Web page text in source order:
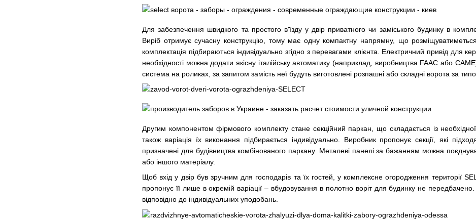
Для забезпечення швидкого та простого в'їзду у двір приватного чи заміського будинку в
Виріб отримує сучасну конструкцію, тому має одну компактну напрямну, що
комплектація підбираються індивідуально згідно з перевагами клієнта. Електричний привід для
необхідності можна додати якісну італійську автоматику (наприклад, виробництва FAAC або
система на роликах, за запитом замість неї будуть виготовлені розпашні або складні ворота за
Другим компонентом фірмового комплекту стане секційний паркан, що складається із
також варіація їх виконання підбирається індивідуально. Виробник пропонує секції, які
призначені для будівництва комбінованого паркану. Металеві панелі за бажанням можна
або іншого матеріалу.
Щоб вхід у двір був зручним для господарів та їх гостей, у комплексне огородження території
пропонує її лише в окремій варіації – вбудовування в полотно воріт для будинку не
відповідно до індивідуальних уподобань.